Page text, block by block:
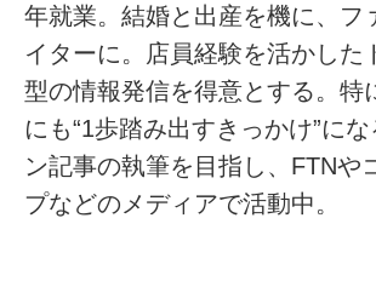
年就業。結婚と出産を機に、フ
イターに。店員経験を活かした
型の情報発信を得意とする。特
にも“1歩踏み出すきっかけ”に
ン記事の執筆を目指し、FTNや
プなどのメディアで活動中。